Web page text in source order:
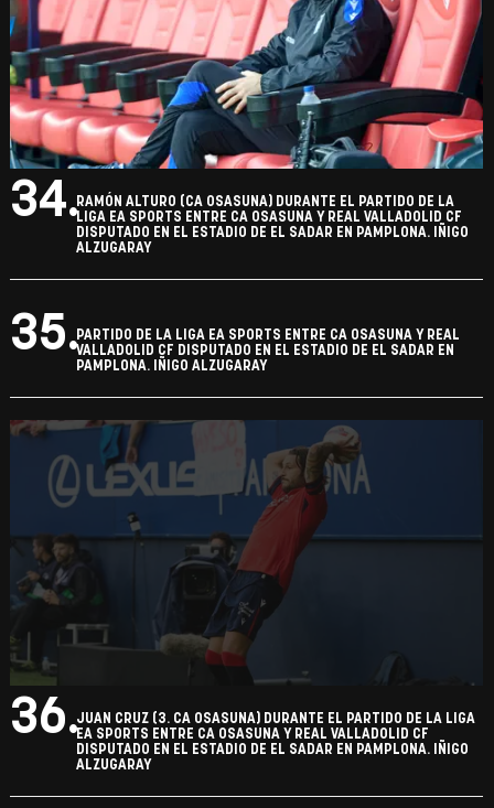
34.RAMÓN ALTURO (CA OSASUNA) DURANTE EL PARTIDO DE LA
LIGA EA SPORTS ENTRE CA OSASUNA Y REAL VALLADOLID CF
DISPUTADO EN EL ESTADIO DE EL SADAR EN PAMPLONA. IÑIGO
ALZUGARAY
35.
PARTIDO DE LA LIGA EA SPORTS ENTRE CA OSASUNA Y REAL
VALLADOLID CF DISPUTADO EN EL ESTADIO DE EL SADAR EN
PAMPLONA. IÑIGO ALZUGARAY